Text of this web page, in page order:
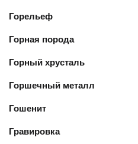
Горельеф
Горная порода
Горный хрусталь
Горшечный металл
Гошенит
Гравировка